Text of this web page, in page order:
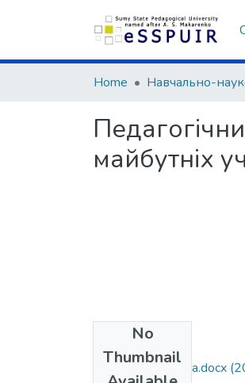
Home
майбутніх
No
Thumbnail
tezy+Dovhopolova.docx